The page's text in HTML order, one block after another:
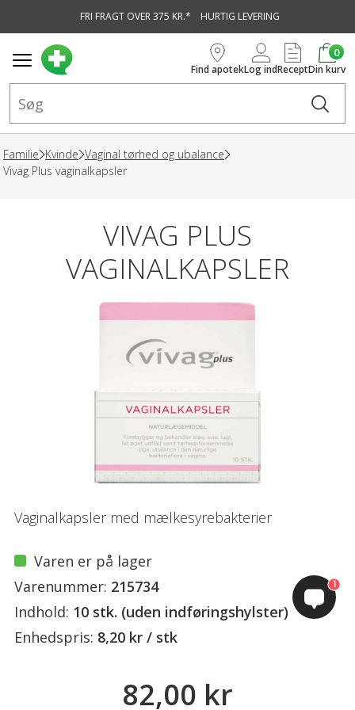
FRI FRAGT OVER 375 KR.* HURTIG LEVERING
Find apotekLog indRecept
0
Din kurv
Familie Kvinde Vaginal tørhed og ubalance
Vivag Plus vaginalkapsler
VIVAG PLUS
VAGINALKAPSLER
Vaginalkapsler med mælkesyrebakterier
Varen er på lager
Varenummer: 215734
Indhold: 10 stk. (uden indføringshylster)
Enhedspris: 8,20 kr / stk
82,00 kr
1